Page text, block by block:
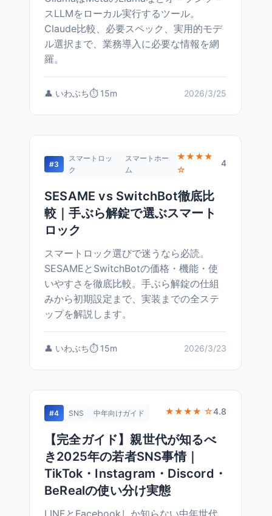
スLLMをローカル実行するツール。
Claude比較、必要スペック、実用的モデ
ル選択まで、業務導入に必要な情報を網
羅。
👤 いわぶち⏱️ 15m 2026/3/25
#3
スマートロッ
ク
スマートホー
ム
★★★★
☆
4
SESAME vs SwitchBot徹底比
較｜手ぶら解錠で選ぶスマート
ロック
スマートロック選びで迷うなら必読。
SESAMEとSwitchBotの価格・機能・使
いやすさを徹底比較。手ぶら解錠の仕組
みから初期設定まで、実装までの全ステ
ップを解説します。
👤 いわぶち⏱️ 15m 2026/3/23
#4 SNS 中年向けガイド ★★★★ ☆4.8
【完全ガイド】親世代が知るべ
き2025年の若者SNS事情｜
TikTok・Instagram・Discord・
BeRealの使い分け実態
LINEとFacebookしか知らない中年世代